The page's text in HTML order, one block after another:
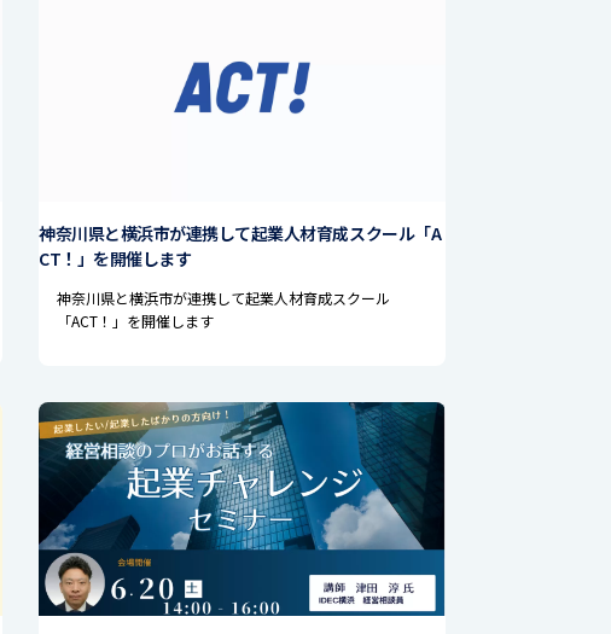
神奈川県と横浜市が連携して起業人材育成スクール「A
CT！」を開催します
神奈川県と横浜市が連携して起業人材育成スクール
「ACT！」を開催します